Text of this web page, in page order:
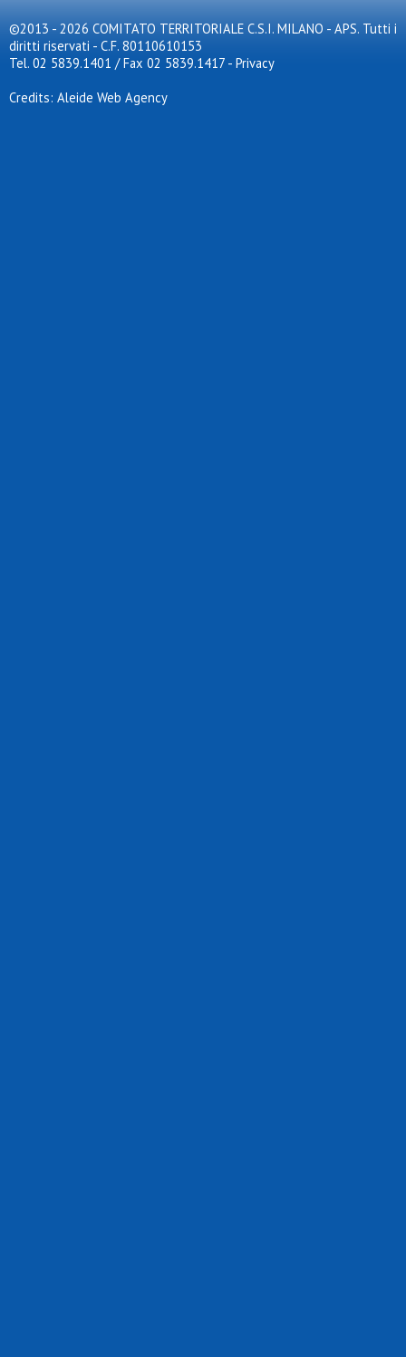
©2013 - 2026 COMITATO TERRITORIALE C.S.I. MILANO - APS. Tutti i
diritti riservati - C.F. 80110610153
Tel. 02 5839.1401 / Fax 02 5839.1417 - Privacy
Credits: Aleide Web Agency